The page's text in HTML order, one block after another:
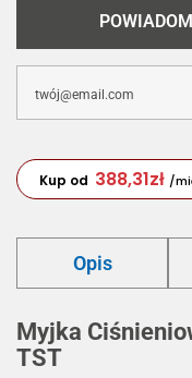
Kup od 388,31zł /
Opis
Myjka
TST